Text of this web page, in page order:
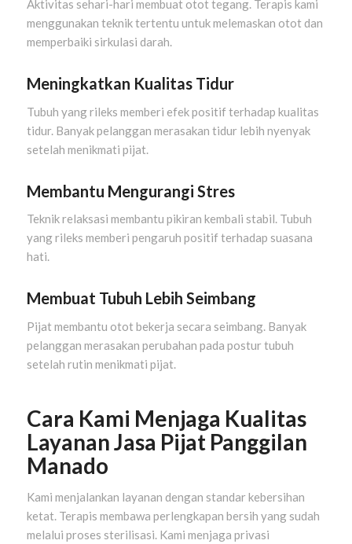
Aktivitas sehari-hari membuat otot tegang. Terapis kami
menggunakan teknik tertentu untuk melemaskan otot dan
memperbaiki sirkulasi darah.
Meningkatkan Kualitas Tidur
Tubuh yang rileks memberi efek positif terhadap kualitas
tidur. Banyak pelanggan merasakan tidur lebih nyenyak
setelah menikmati pijat.
Membantu Mengurangi Stres
Teknik relaksasi membantu pikiran kembali stabil. Tubuh
yang rileks memberi pengaruh positif terhadap suasana
hati.
Membuat Tubuh Lebih Seimbang
Pijat membantu otot bekerja secara seimbang. Banyak
pelanggan merasakan perubahan pada postur tubuh
setelah rutin menikmati pijat.
Cara Kami Menjaga Kualitas
Layanan Jasa Pijat Panggilan
Manado
Kami menjalankan layanan dengan standar kebersihan
ketat. Terapis membawa perlengkapan bersih yang sudah
melalui proses sterilisasi. Kami menjaga privasi